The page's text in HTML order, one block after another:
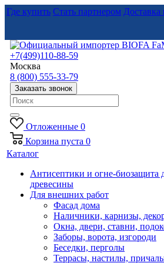
Где купить Стать партнером Доставка
+7(499)110-88-59
Москва
8 (800) 555-33-79
Заказать звонок
Отложенные 0
Корзина пуста 0
Каталог
Антисептики и огне-биозащита
древесины
Для внешних работ
Фасад дома
Наличники, карнизы,
Окна, двери, ставни,
Заборы, ворота, изгороди
Беседки, перголы
Террасы, настилы,